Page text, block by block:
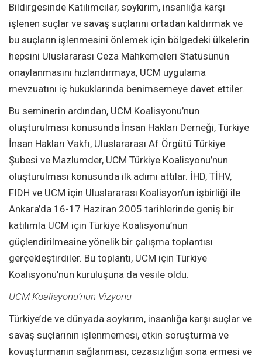
Bildirgesinde Katılımcılar, soykırım, insanlığa karşı
işlenen suçlar ve savaş suçlarını ortadan kaldırmak ve
bu suçların işlenmesini önlemek için bölgedeki ülkelerin
hepsini Uluslararası Ceza Mahkemeleri Statüsünün
onaylanmasını hızlandırmaya, UCM uygulama
mevzuatını iç hukuklarında benimsemeye davet ettiler.
Bu seminerin ardından, UCM Koalisyonu’nun
oluşturulması konusunda İnsan Hakları Derneği, Türkiye
İnsan Hakları Vakfı, Uluslararası Af Örgütü Türkiye
Şubesi ve Mazlumder, UCM Türkiye Koalisyonu’nun
oluşturulması konusunda ilk adımı attılar. İHD, TİHV,
FIDH ve UCM için Uluslararası Koalisyon’un işbirliği ile
Ankara’da 16-17 Haziran 2005 tarihlerinde geniş bir
katılımla UCM için Türkiye Koalisyonu’nun
güçlendirilmesine yönelik bir çalışma toplantısı
gerçekleştirdiler. Bu toplantı, UCM için Türkiye
Koalisyonu’nun kuruluşuna da vesile oldu.
UCM Koalisyonu’nun Vizyonu
Türkiye’de ve dünyada soykırım, insanlığa karşı suçlar ve
savaş suçlarının işlenmemesi, etkin soruşturma ve
kovuşturmanın sağlanması, cezasızlığın sona ermesi ve